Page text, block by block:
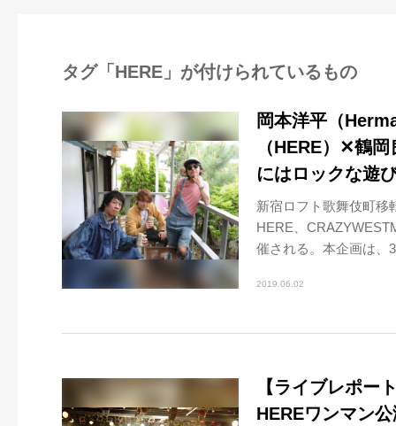
タグ「HERE」が付けられているもの
岡本洋平（
（HERE）✕鶴
にはロックな遊
新宿ロフト歌舞伎町移
HERE、
催される。本企画は、
2019.06.02
【ライブレポー
HEREワンマン